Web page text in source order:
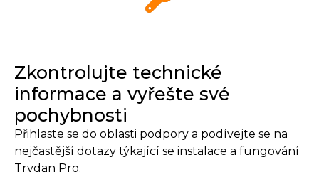
Zkontrolujte technické
informace a vyřešte své
pochybnosti
Přihlaste se do oblasti podpory a podívejte se na
nejčastější dotazy týkající se instalace a fungování
Trydan Pro.